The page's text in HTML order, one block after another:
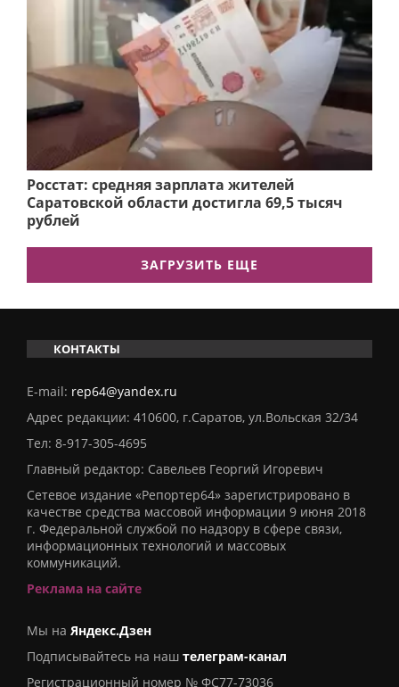
Росстат: средняя зарплата жителей
Саратовской области достигла 69,5 тысяч
рублей
ЗАГРУЗИТЬ ЕЩЕ
КОНТАКТЫ
E-mail: rep64@yandex.ru
Адрес редакции: 410600, г.Саратов, ул.Вольская 32/34
Тел: 8-917-305-4695
Главный редактор: Савельев Георгий Игоревич
Сетевое издание «Репортер64» зарегистрировано в
качестве средства массовой информации 9 июня 2018
г. Федеральной службой по надзору в сфере связи,
информационных технологий и массовых
коммуникаций.
Реклама на сайте
Мы на Яндекс.Дзен
Подписывайтесь на наш телеграм-канал
Регистрационный номер № ФС77-73036